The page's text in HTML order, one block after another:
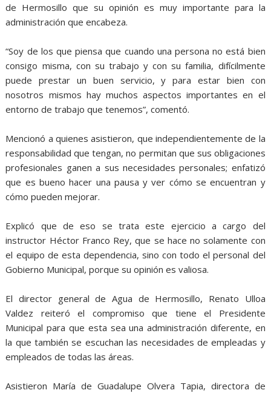
de Hermosillo que su opinión es muy importante para la
administración que encabeza.
“Soy de los que piensa que cuando una persona no está bien
consigo misma, con su trabajo y con su familia, difícilmente
puede prestar un buen servicio, y para estar bien con
nosotros mismos hay muchos aspectos importantes en el
entorno de trabajo que tenemos”, comentó.
Mencionó a quienes asistieron, que independientemente de la
responsabilidad que tengan, no permitan que sus obligaciones
profesionales ganen a sus necesidades personales; enfatizó
que es bueno hacer una pausa y ver cómo se encuentran y
cómo pueden mejorar.
Explicó que de eso se trata este ejercicio a cargo del
instructor Héctor Franco Rey, que se hace no solamente con
el equipo de esta dependencia, sino con todo el personal del
Gobierno Municipal, porque su opinión es valiosa.
El director general de Agua de Hermosillo, Renato Ulloa
Valdez reiteró el compromiso que tiene el Presidente
Municipal para que esta sea una administración diferente, en
la que también se escuchan las necesidades de empleadas y
empleados de todas las áreas.
Asistieron María de Guadalupe Olvera Tapia, directora de